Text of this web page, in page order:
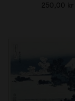
250,00 kr